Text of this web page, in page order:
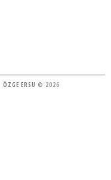
ÖZGE ERSU © 2026